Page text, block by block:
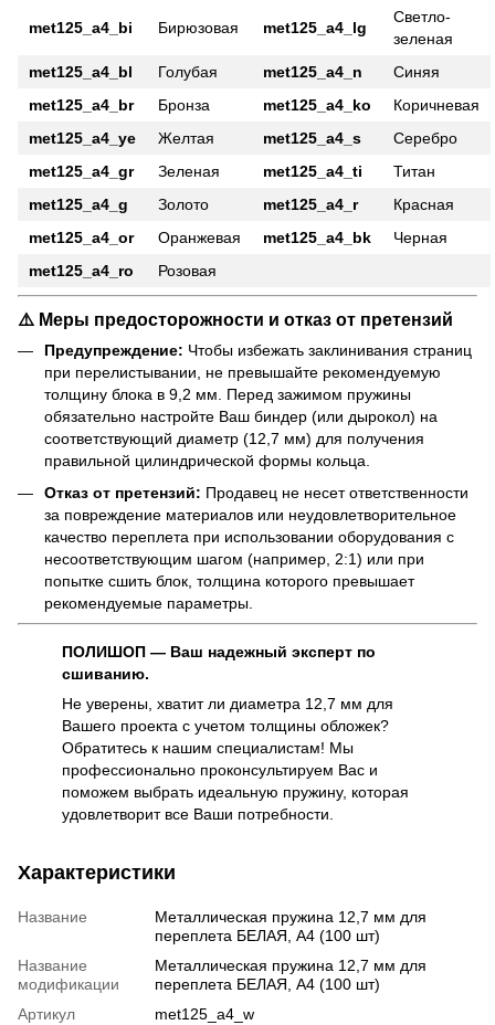
met125_a4_bi Бирюзовая met125_a4_lg
Светло-
зеленая
met125_a4_bl
Голубая met125_a4_n
Синяя
met125_a4_br
Бронза met125_a4_ko
Коричневая
met125_a4_ye
Желтая met125_a4_s
Серебро
met125_a4_gr
Зеленая met125_a4_ti
Титан
met125_a4_g
Золото met125_a4_r
Красная
met125_a4_or
Оранжевая met125_a4_bk
Черная
met125_a4_ro
Розовая
⚠️ Меры предосторожности и отказ от претензий
Предупреждение: Чтобы избежать заклинивания страниц
при перелистывании, не превышайте рекомендуемую
толщину блока в 9,2 мм. Перед зажимом пружины
обязательно настройте Ваш биндер (или дырокол) на
соответствующий диаметр (12,7 мм) для получения
правильной цилиндрической формы кольца.
Отказ от претензий: Продавец не несет ответственности
за повреждение материалов или неудовлетворительное
качество переплета при использовании оборудования с
несоответствующим шагом (например, 2:1) или при
попытке сшить блок, толщина которого превышает
рекомендуемые параметры.
ПОЛИШОП — Ваш надежный эксперт по
сшиванию.
Не уверены, хватит ли диаметра 12,7 мм для
Вашего проекта с учетом толщины обложек?
Обратитесь к нашим специалистам! Мы
профессионально проконсультируем Вас и
поможем выбрать идеальную пружину, которая
удовлетворит все Ваши потребности.
Характеристики
Название
Металлическая пружина 12,7 мм для
переплета БЕЛАЯ, А4 (100 шт)
Название
модификации
Металлическая пружина 12,7 мм для
переплета БЕЛАЯ, А4 (100 шт)
Артикул
met125_a4_w